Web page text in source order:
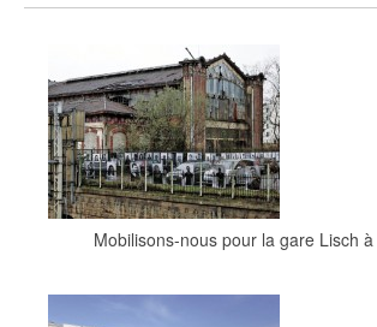
Mobilisons-nous pour la gare Lisch